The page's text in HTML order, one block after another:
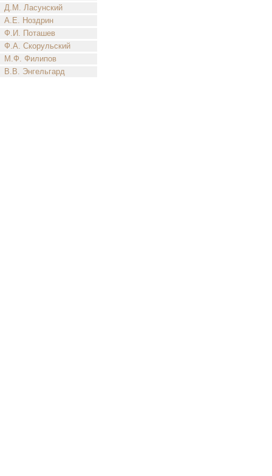
Д.М. Ласунский
А.Е. Ноздрин
Ф.И. Поташев
Ф.А. Скорульский
М.Ф. Филипов
В.В. Энгельгард